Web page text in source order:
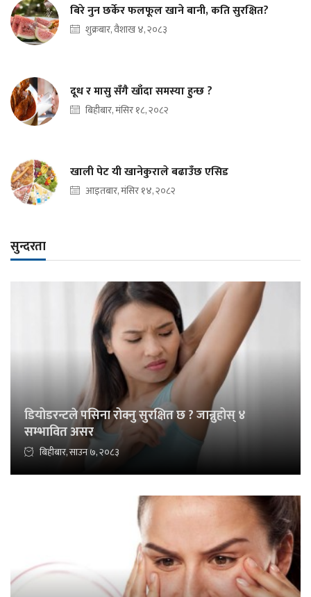
बिरे नुन छर्केर फलफूल खाने बानी, कति सुरक्षित?
शुक्रबार, वैशाख ४, २०८३
दूध र मासु सँगै खाँदा समस्या हुन्छ ?
बिहीबार, मंसिर १८, २०८२
खाली पेट यी खानेकुराले बढाउँछ एसिड
आइतबार, मंसिर १४, २०८२
सुन्दरता
डियोडरन्टले पसिना रोक्नु सुरक्षित छ ? जान्नुहोस् ४
सम्भावित असर
बिहीबार, साउन ७, २०८३